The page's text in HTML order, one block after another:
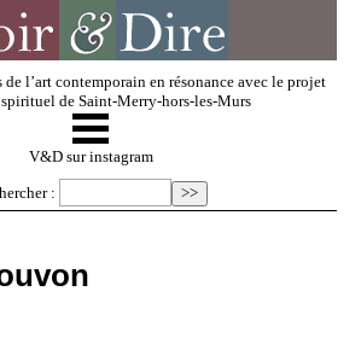
de l’art contemporain en résonance avec le projet
de Saint-Merry-hors-les-Murs
V & D
☰
V&D sur instagram
: